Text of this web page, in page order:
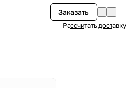
Заказать
Рассчитать доставку